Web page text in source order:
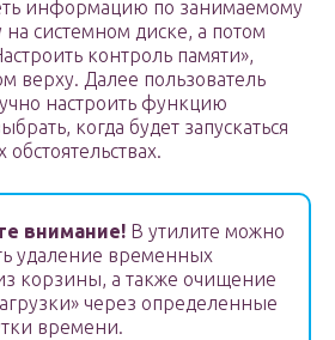
информацию по занимаемому
системном диске, а потом
контроль памяти»,
верху. Далее пользователь
настроить функцию
когда будет запускаться
внимание! В утилите можно
удаление временных
корзины, а также очищение
через определенные
времени.